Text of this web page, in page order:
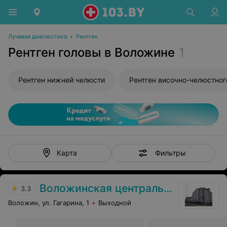
Лучевая диагностика • Рентген
Рентген головы в Воложине 1
Рентген нижней челюсти
Карта Фильтры
3.3 Воложинская центральная районная больница
Воложин, ул. Гагарина, 1 Выходной